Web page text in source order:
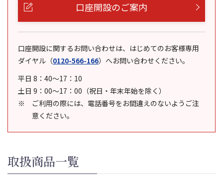
口座開設のご案内
口座開設に関するお問い合わせは、はじめてのお客様専用
ダイヤル （0120-566-166） へお問い合わせください。
平日 8：40～17：10
土日 9：00～17：00（祝日・年末年始を除く）
ご利用の際には、電話番号をお間違えのないようご注
意ください。
取扱商品一覧